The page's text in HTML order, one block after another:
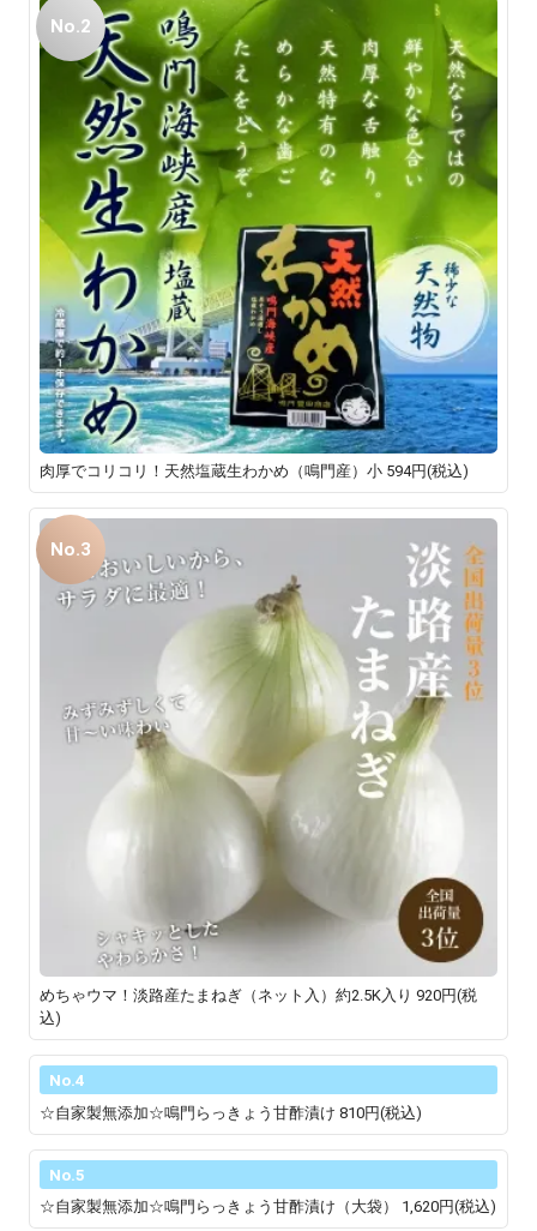
No.2
肉厚でコリコリ！天然塩蔵生わかめ（鳴門産）小 594円(税込)
No.3
めちゃウマ！淡路産たまねぎ（ネット入）約2.5K入り920円(税
込)
No.4
☆自家製無添加☆鳴門らっきょう甘酢漬け810円(税込)
No.5
☆自家製無添加☆鳴門らっきょう甘酢漬け（大袋） 1,620円(税込)